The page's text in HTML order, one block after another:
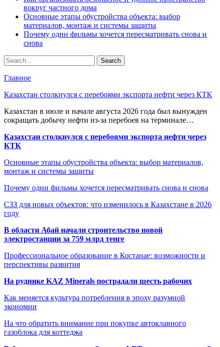
вокруг частного дома
Основные этапы обустройства объекта: выбор
материалов, монтаж и системы защиты
Почему одни фильмы хочется пересматривать снова и
снова
Главное
Казахстан столкнулся с перебоями экспорта нефти через КТК
Казахстан в июле и начале августа 2026 года был вынужден
сокращать добычу нефти из-за перебоев на терминале…
Казахстан столкнулся с перебоями экспорта нефти через
КТК
Основные этапы обустройства объекта: выбор материалов,
монтаж и системы защиты
Почему одни фильмы хочется пересматривать снова и снова
СЗЗ для новых объектов: что изменилось в Казахстане в 2026
году
В области Абай начали строительство новой
электростанции за 759 млрд тенге
Профессиональное образование в Костанае: возможности и
перспективы развития
На руднике KAZ Minerals пострадали шесть рабочих
Как меняется культура потребления в эпоху разумной
экономии
На что обратить внимание при покупке автоклавного
газоблока для коттеджа